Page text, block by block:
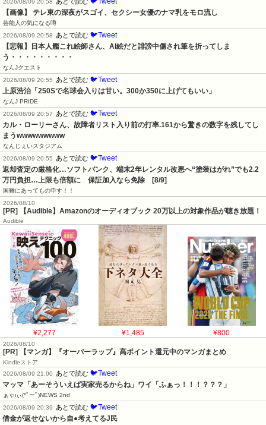
2026/08/09 20:58
【画像】 テレ東の深夜がスゴイ、セクシー女優のナマ乳をモロ流し
芸能人の気になる噂
2026/08/09 20:58
あとで読む 🐦Tweet
【悲報】日本人艦これ絵師さん、AI絵だと誹謗中傷され筆を折ってしま
う・・・・・・・・・
なんJクエスト
2026/08/09 20:55
あとで読む 🐦Tweet
上原浩治「250Sで名球会入りは甘い。300か350に上げてもいい」
なんJ PRIDE
2026/08/09 20:57
あとで読む 🐦Tweet
カル・ローリーさん、故障者リスト入り前の打率.161から驚きの数字を残してし
まうwwwwwwwww
なんじぇいスタジアム
2026/08/09 20:55
あとで読む 🐦Tweet
返却査定の厳格化…ソフトバンク、端末2年レンタル改悪へ“塗装はがれ”でも2.2
万円負担…上限も倍額に　保証加入なら免除　[8/9]
国難にあってもの申す！！
2026/08/10
[PR] 【Audible】Amazonのオーディオブック 20万以上の対象作品が聴き放題！
Audible
¥2,277 ¥1,485 ¥800
2026/08/10
[PR] 【マンガ】『オーバーラップ』高ポイント還元中のマンガまとめ
Kindleストア
2026/08/09 21:00 あとで読む 🐦Tweet
マッマ「あーそういえば実家売るからね」ワイ「ふぁっ！！！？？？」
ぁゃιぃ(*ﾟーﾟ)NEWS 2nd
2026/08/09 20:39 あとで読む 🐦Tweet
借金が返せないから自●考えてるJ民